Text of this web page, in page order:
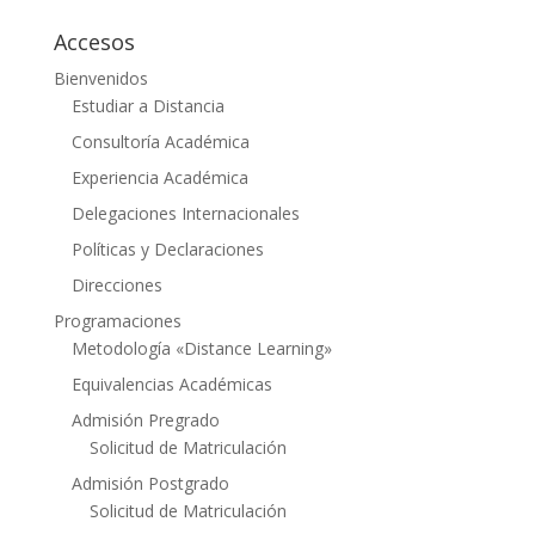
Accesos
Bienvenidos
Estudiar a Distancia
Consultoría Académica
Experiencia Académica
Delegaciones Internacionales
Políticas y Declaraciones
Direcciones
Programaciones
Metodología «Distance Learning»
Equivalencias Académicas
Admisión Pregrado
Solicitud de Matriculación
Admisión Postgrado
Solicitud de Matriculación